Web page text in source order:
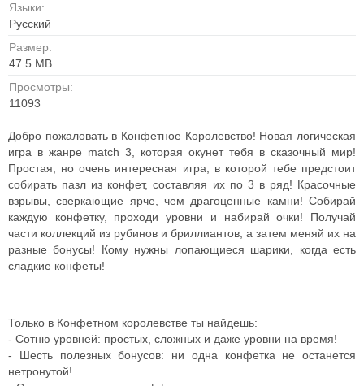
Языки:
Русский
Размер:
47.5 MB
Просмотры:
11093
Добро пожаловать в Конфетное Королевство! Новая логическая
игра в жанре match 3, которая окунет тебя в сказочный мир!
Простая, но очень интересная игра, в которой тебе предстоит
собирать пазл из конфет, составляя их по 3 в ряд! Красочные
взрывы, сверкающие ярче, чем драгоценные камни! Собирай
каждую конфетку, проходи уровни и набирай очки! Получай
части коллекций из рубинов и бриллиантов, а затем меняй их на
разные бонусы! Кому нужны лопающиеся шарики, когда есть
сладкие конфеты!
Только в Конфетном королевстве ты найдешь:
- Сотню уровней: простых, сложных и даже уровни на время!
- Шесть полезных бонусов: ни одна конфетка не останется
нетронутой!